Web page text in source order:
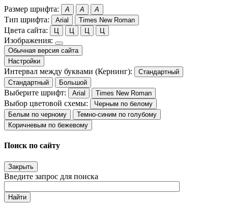
Размер шрифта: A A A
Тип шрифта: Arial Times New Roman
Цвета сайта: Ц Ц Ц Ц
Изображения:
Обычная версия сайта
Настройки
Интервал между буквами (Кернинг):
Стандартный
Стандартный
Большой
Выберите шрифт: Arial Times New Roman
Выбор цветовой схемы:
Черным по белому
Белым по черному
Темно-синим по голубому
Коричневым по бежевому
Поиск по сайту
Закрыть
Введите запрос для поиска
Найти